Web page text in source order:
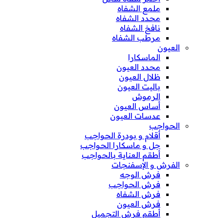
ملمع الشفاه
محدد الشفاه
نافخ الشفاه
مرطب الشفاه
العيون
الماسكارا
محدد العيون
ظلال العيون
باليت العيون
الرموش
أساس العيون
عدسات العيون
الحواجب
أقلام و بودرة الحواجب
جل و ماسكارا الحواجب
أطقم العناية بالحواجب
الفرش و الإسفنجات
فرش الوجه
فرش الحواجب
فرش الشفاه
فرش العيون
أطقم فرش التجميل